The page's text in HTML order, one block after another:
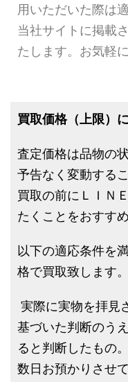
用いただいた際は
当社サイトに掲載
たします。お気軽
買取価格（上限）
査定価格は品物の
予告なく変動する
買取の前にＬＩＮ
たくことをおすすめ
以下の適応条件を
格で買取致します。
実際に実物を拝見
基づいた判断のう
ると判断したもの
数日お預かりさせ